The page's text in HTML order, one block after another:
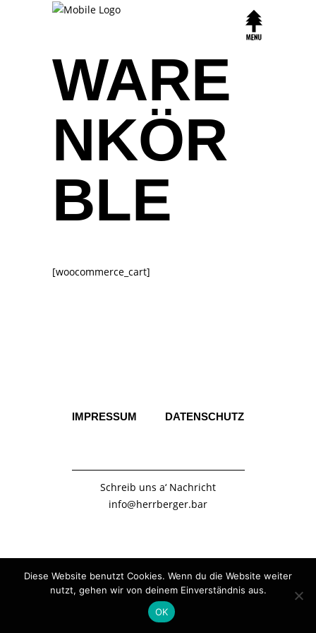
WARE
NKÖR
BLE
[woocommerce_cart]
IMPRESSUM DATENSCHUTZ
Schreib uns a‘ Nachricht
info@herrberger.bar
Diese Website benutzt Cookies. Wenn du die Website weiter
nutzt, gehen wir von deinem Einverständnis aus.
OK